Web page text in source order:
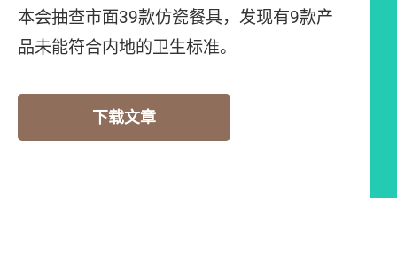
本会抽查市面39款仿瓷餐具，发现有9款产
品未能符合内地的卫生标准。
下载文章